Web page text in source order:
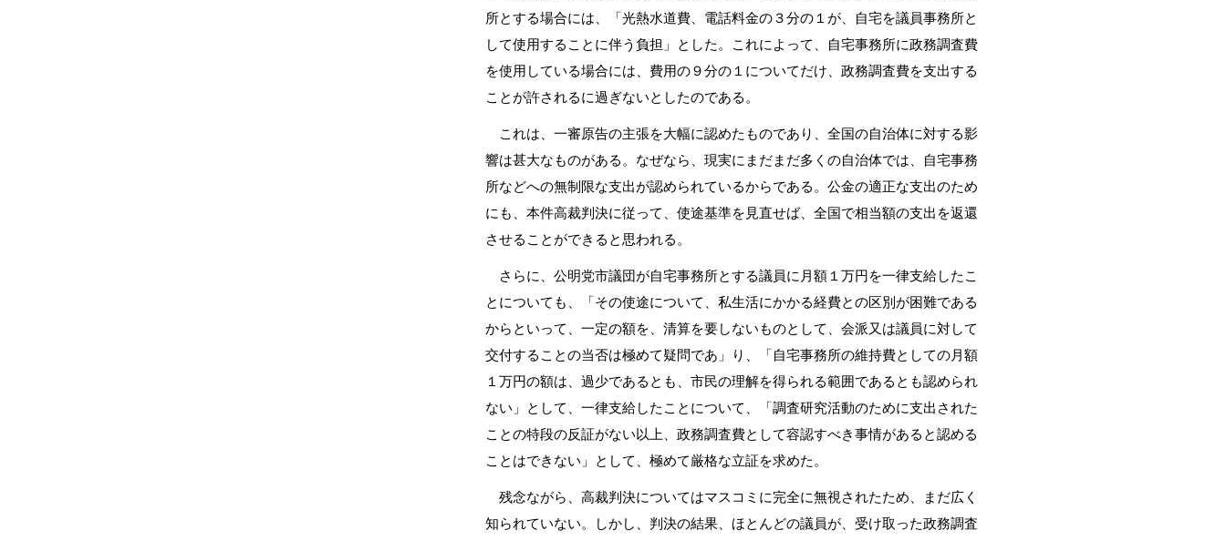
所とする場合には、「光熱水道費、電話料金の３分の１が、自宅を議員事務所と
して使用することに伴う負担」とした。これによって、自宅事務所に政務調査費
を使用している場合には、費用の９分の１についてだけ、政務調査費を支出する
ことが許されるに過ぎないとしたのである。
これは、一審原告の主張を大幅に認めたものであり、全国の自治体に対する影
響は甚大なものがある。なぜなら、現実にまだまだ多くの自治体では、自宅事務
所などへの無制限な支出が認められているからである。公金の適正な支出のため
にも、本件高裁判決に従って、使途基準を見直せば、全国で相当額の支出を返還
させることができると思われる。
さらに、公明党市議団が自宅事務所とする議員に月額１万円を一律支給したこ
とについても、「その使途について、私生活にかかる経費との区別が困難である
からといって、一定の額を、清算を要しないものとして、会派又は議員に対して
交付することの当否は極めて疑問であ」り、「自宅事務所の維持費としての月額
１万円の額は、過少であるとも、市民の理解を得られる範囲であるとも認められ
ない」として、一律支給したことについて、「調査研究活動のために支出された
ことの特段の反証がない以上、政務調査費として容認すべき事情があると認める
ことはできない」として、極めて厳格な立証を求めた。
残念ながら、高裁判決についてはマスコミに完全に無視されたため、まだ広く
知られていない。しかし、判決の結果、ほとんどの議員が、受け取った政務調査